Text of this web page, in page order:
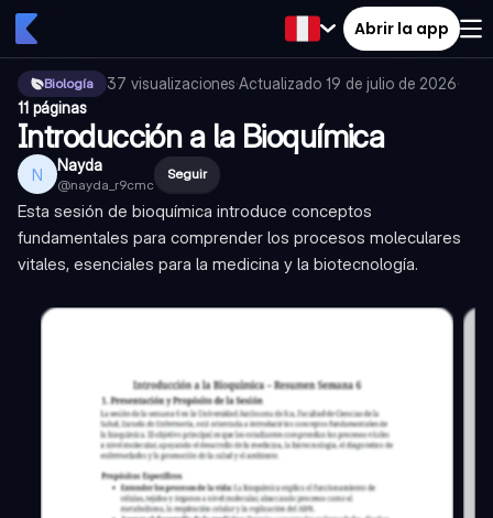
Abrir la app
Biología 37 visualizaciones·Actualizado 19 de julio de 2026·
11 páginas
Introducción a la Bioquímica
N Nayda
@nayda_r9cmc
Seguir
Esta sesión de bioquímica introduce conceptos
fundamentales para comprender los procesos moleculares
vitales, esenciales para la medicina y la biotecnología.